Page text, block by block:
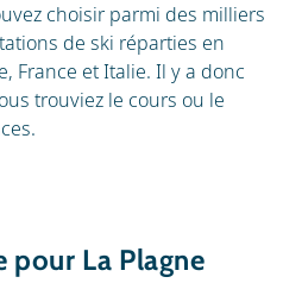
choisir parmi des milliers
de ski réparties en
France et Italie. Il y a donc
trouviez le cours ou le
La Plagne